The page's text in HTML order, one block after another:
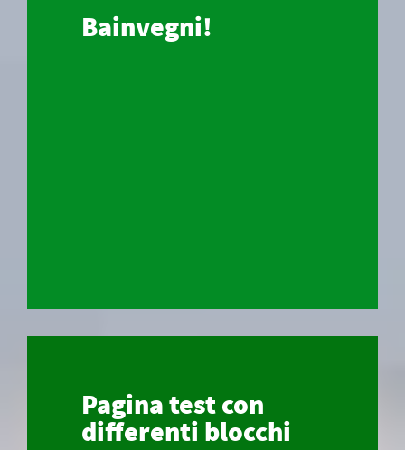
Bainvegni!
Pagina test con
differenti blocchi